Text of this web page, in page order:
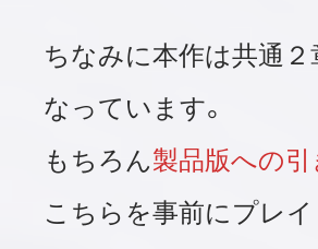
ちなみに本作は共通
なっています。
もちろん製品版への
こちらを事前にプレ